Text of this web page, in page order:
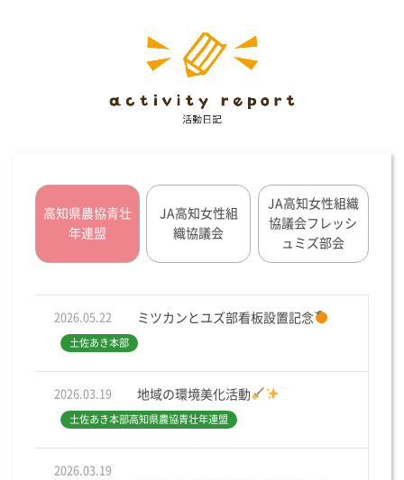
高知県農協青壮
年連盟
JA高知女性組
織協議会
JA高知女性組織
協議会フレッシ
ュミズ部会
2026.05.22 ミツカンとユズ部看板設置記念
土佐あき本部
2026.03.19 地域の環境美化活動
土佐あき本部高知県農協青壮年連盟
2026.03.19